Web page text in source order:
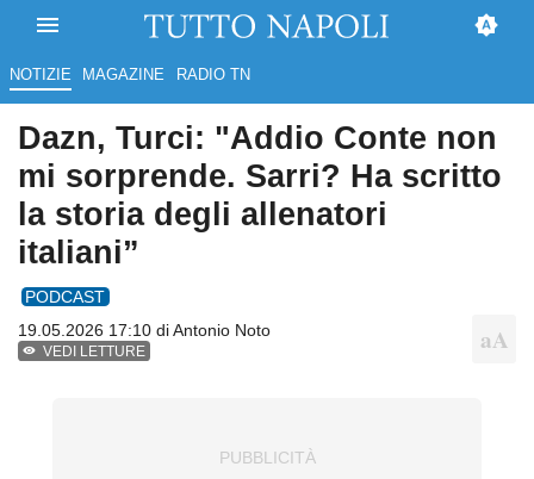
NOTIZIE MAGAZINE RADIO TN
Dazn, Turci: "Addio Conte non
mi sorprende. Sarri? Ha scritto
la storia degli allenatori
italiani”
PODCAST
19.05.2026 17:10 diAntonio Noto
VEDI LETTURE